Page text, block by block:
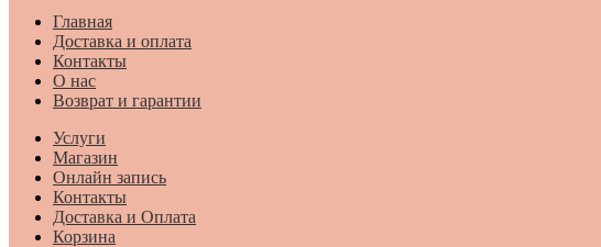
Главная
Доставка и оплата
Контакты
О нас
Возврат и гарантии
Услуги
Магазин
Онлайн запись
Контакты
Доставка и Оплата
Корзина